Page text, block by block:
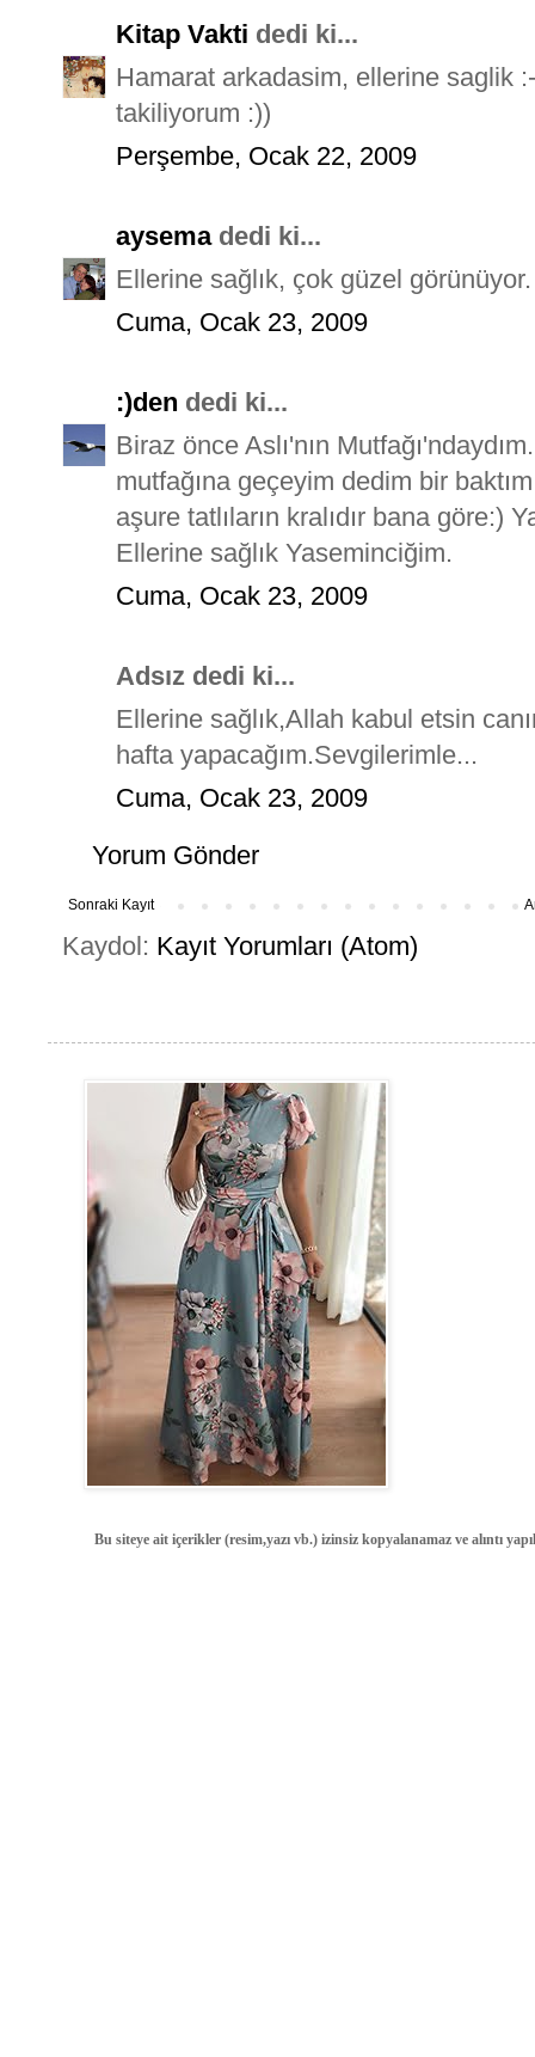
Kitap Vakti dedi ki...
Hamarat arkadasim, ellerine saglik
takiliyorum :))
Perşembe, Ocak 22, 2009
aysemadedi ki...
Ellerine sağlık, çok güzel
Cuma, Ocak 23, 2009
:)den dedi ki...
Biraz önce Aslı'nın
mutfağına geçeyim dedim bir
aşure tatlıların kralıdır bana göre:)
Ellerine sağlık Yaseminciğim.
Cuma, Ocak 23, 2009
Adsız dedi ki...
Ellerine sağlık,Allah kabul etsin
hafta yapacağım.Sevgilerimle...
Cuma, Ocak 23, 2009
Yorum Gönder
Sonraki Kayıt
Kaydol: Kayıt Yorumları (Atom)
Bu siteye ait içerikler (resim,yazı vb.) izinsiz kopyalanamaz ve alıntı